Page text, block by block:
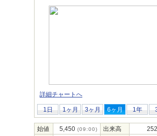
詳細チャートへ
1日 1ヶ月 3ヶ月 6ヶ月 1年
始値 5,450 (09:00) 出来高